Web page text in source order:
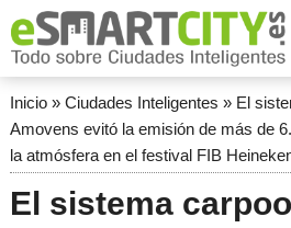
Inicio» Ciudades Inteligentes » El
Amovens evitó la emisión de más de
la atmósfera en el festival FIB
El sistema